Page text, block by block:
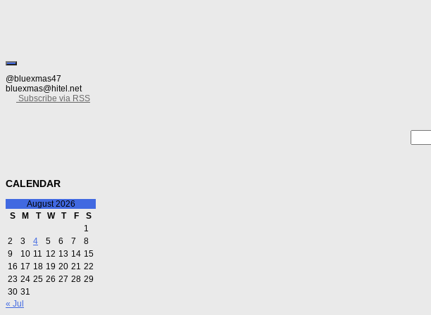
@bluexmas47
bluexmas@hitel.net
Subscribe via RSS
CALENDAR
August 2026
S
M T W T F
S
1
2
3 4 5 6 7
8
9
10 11 12 13 14 15
16 17 18 19 20 21 22
23 24 25 26 27 28 29
30 31
« Jul